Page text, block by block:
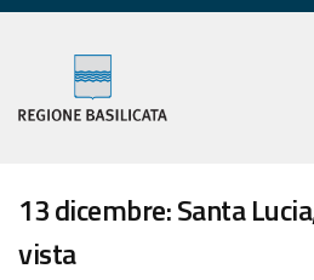
13 dicembre: Santa
vista